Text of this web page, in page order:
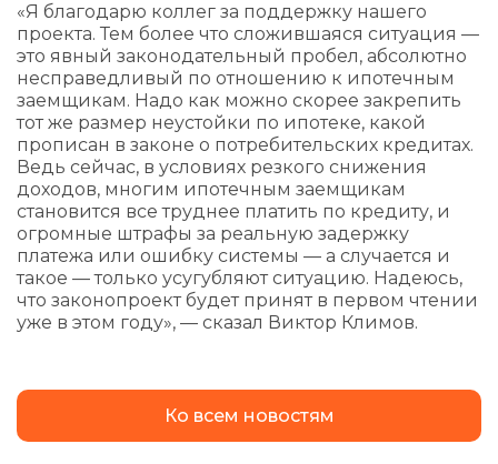
«Я благодарю коллег за поддержку нашего
проекта. Тем более что сложившаяся ситуация —
это явный законодательный пробел, абсолютно
несправедливый по отношению к ипотечным
заемщикам. Надо как можно скорее закрепить
тот же размер неустойки по ипотеке, какой
прописан в законе о потребительских кредитах.
Ведь сейчас, в условиях резкого снижения
доходов, многим ипотечным заемщикам
становится все труднее платить по кредиту, и
огромные штрафы за реальную задержку
платежа или ошибку системы — а случается и
такое — только усугубляют ситуацию. Надеюсь,
что законопроект будет принят в первом чтении
уже в этом году», — сказал Виктор Климов.
Ко всем новостям